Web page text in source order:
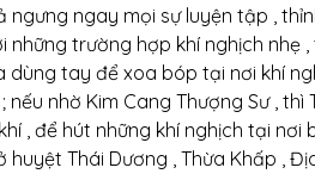
ngưng ngay mọi sự luyện tập ,
những trường hợp khí nghịch nhẹ
dùng tay để xoa bóp tại nơi khí
nếu nhờ Kim Cang Thượng Sư , thì
, để hút những khí nghịch tại nơi
huyệt Thái Dương , Thừa Khấp ,